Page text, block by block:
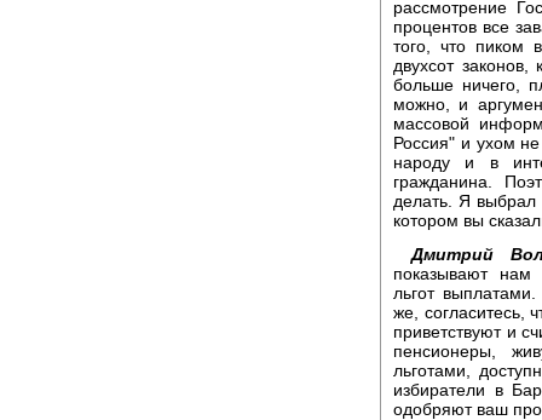
рассмотрение
процентов все
того, что пиком
двухсот
больше ничего,
можно, и
массовой
Россия" и ухом
народу и в
гражданина.
делать. Я выбрал
котором вы
Дмитрий
показывают нам
льгот
же, согласитесь,
приветствуют и
пенсионеры,
льготами,
избиратели в
одобряют ваш